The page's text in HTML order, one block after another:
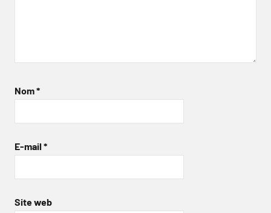
Nom*
E-mail *
Site web